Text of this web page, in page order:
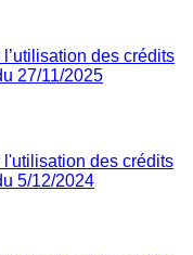
des crédits
27/11/2025
des crédits
5/12/2024